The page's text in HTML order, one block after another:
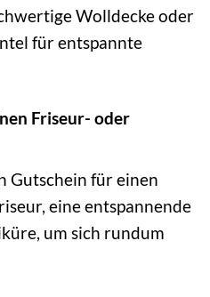
Wolldecke oder
für entspannte
Friseur- oder
Gutschein für einen
eine entspannende
um sich rundum